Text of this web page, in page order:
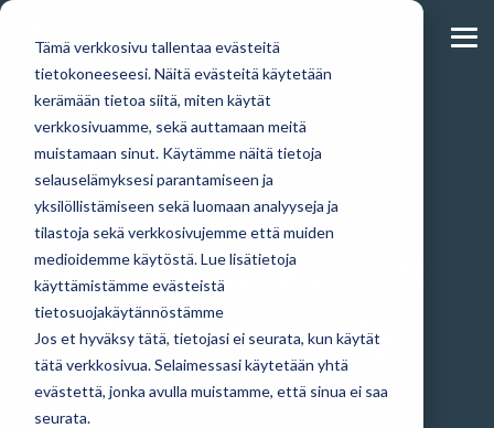
Tämä verkkosivu tallentaa evästeitä
tietokoneeseesi. Näitä evästeitä käytetään
kerämään tietoa siitä, miten käytät
verkkosivuamme, sekä auttamaan meitä
muistamaan sinut. Käytämme näitä tietoja
selauselämyksesi parantamiseen ja
yksilöllistämiseen sekä luomaan analyyseja ja
tilastoja sekä verkkosivujemme että muiden
medioidemme käytöstä. Lue lisätietoja
käyttämistämme evästeistä
tietosuojakäytännöstämme
Jos et hyväksy tätä, tietojasi ei seurata, kun käytät
tätä verkkosivua. Selaimessasi käytetään yhtä
evästettä, jonka avulla muistamme, että sinua ei saa
seurata.
Skip
main
content.
Huvila- ja
mökkimallistostamme
löydät modernit
ja perinteiset
suosikit.
Suunnittelemme
malleja myös
yksilöllisesti.
Mökit ja huvilat
Tutustu
omakotitalomalleihimme.
PolarHouse-
talopaketti
tarjoaa
vapauden
muokata
suunnitelmia ja
materiaaleja
toiveidesi
mukaan.
Täältä löydät tulevat
mökkinäyttelyt,
tapahtumat ja muut
ajankohtaiset uutiset
Ajankohtaista
Lue blogistamme
uusimmat artikkelit ja
tutustu lähemmin
hirsitalopaketin
hankintaan ja
Blogi
PolarHousen
liikevaihto
kasvoi selkeästi
ja tulos kääntyi
positiiviseksi